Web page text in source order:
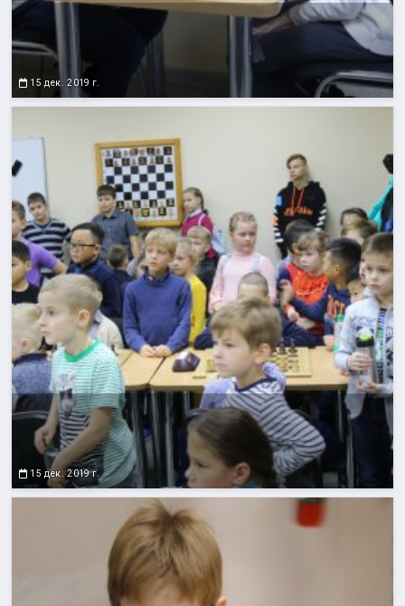
15 дек. 2019 г.
15 дек. 2019 г.